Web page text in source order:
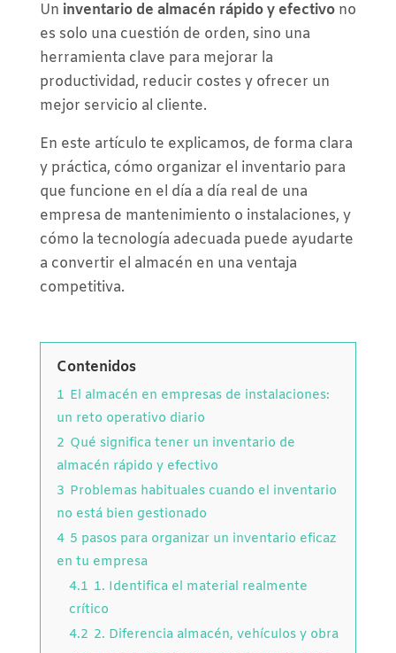
Un inventario de almacén rápido y efectivono
es solo una cuestión de orden, sino una
herramienta clave para mejorar la
productividad, reducir costes y ofrecer un
mejor servicio al cliente.
En este artículo te explicamos, de forma clara
y práctica, cómo organizar el inventario para
que funcione en el día a día real de una
empresa de mantenimiento o instalaciones, y
cómo la tecnología adecuada puede ayudarte
a convertir el almacén en una ventaja
competitiva.
Contenidos
1 El almacén en empresas de instalaciones:
un reto operativo diario
2 Qué significa tener un inventario de
almacén rápido y efectivo
3 Problemas habituales cuando el inventario
no está bien gestionado
4 5 pasos para organizar un inventario eficaz
en tu empresa
4.1 1. Identifica el material realmente
crítico
4.2 2. Diferencia almacén, vehículos y obra